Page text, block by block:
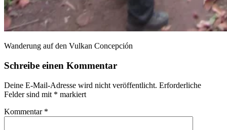
Wanderung auf den Vulkan Concepción
Schreibe einen Kommentar
Deine E-Mail-Adresse wird nicht veröffentlicht. Erforderliche
Felder sind mit * markiert
Kommentar *